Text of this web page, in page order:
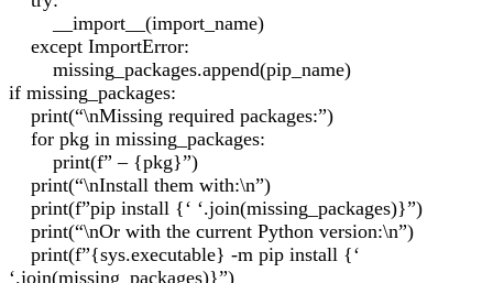
__import__(import_name)
except ImportError:
missing_packages.append(pip_name)
if missing_packages:
print(“\nMissing required packages:”)
for pkg in missing_packages:
print(f” – {pkg}”)
print(“\nInstall them with:\n”)
print(f”pip install {‘ ‘.join(missing_packages)}”)
print(“\nOr with the current Python version:\n”)
print(f”{sys.executable} -m pip install {‘
‘.join(missing_packages)}”)